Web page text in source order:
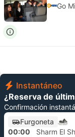
Go
Instantáneo
¿Reserva de
Confirmación
Furgoneta
00:00 Sharm El